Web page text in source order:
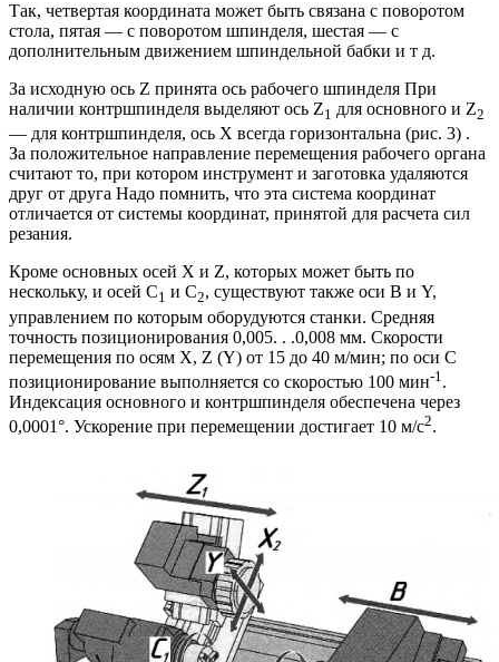
Так, четвертая координата может быть связана с поворотом
стола, пятая — с поворотом шпинделя, шестая — с
дополнительным движением шпиндельной бабки и т д.
За исходную ось Z принята ось рабочего шпинделя При
наличии контршпинделя выделяют ось Z1 для основного и Z2
— для контршпинделя, ось X всегда горизонтальна (рис. 3) .
За положительное направление перемещения рабочего органа
считают то, при котором инструмент и заготовка удаляются
друг от друга Надо помнить, что эта система координат
отличается от системы координат, принятой для расчета сил
резания.
Кроме основных осей X и Z, которых может быть по
нескольку, и осей С1 и С2, существуют также оси B и Y,
управлением по которым оборудуются станки. Средняя
точность позиционирования 0,005. . .0,008 мм. Скорости
перемещения по осям X, Z (Y) от 15 до 40 м/мин; по оси С
позиционирование выполняется со скоростью 100 мин-1 .
Индексация основного и контршпинделя обеспечена через
0,0001°. Ускорение при перемещении достигает 10 м/с2.